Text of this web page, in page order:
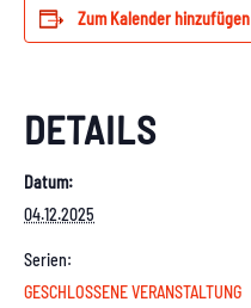
Zum Kalender hinzufügen
DETAILS
Datum:
04.12.2025
Serien:
GESCHLOSSENE VERANSTALTUNG